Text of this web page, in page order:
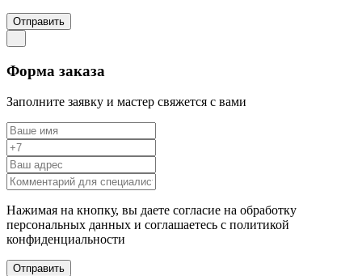
Отправить
Форма заказа
Заполните заявку и мастер свяжется с вами
Нажимая на кнопку, вы даете согласие на обработку
персональных данных и соглашаетесь c политикой
конфиденциальности
Отправить